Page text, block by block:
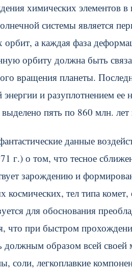
химических элементов
системы является
орбит, а каждая фаза
орбиту должна быть
вращения планеты.
энергии и разуплотнением
пять по 860 млн.
данные
г.) о том, что тесное
зарождению и
космических, тел типа
для обоснования
что при быстром
должным образом всей своей
соли, легкоплавкие